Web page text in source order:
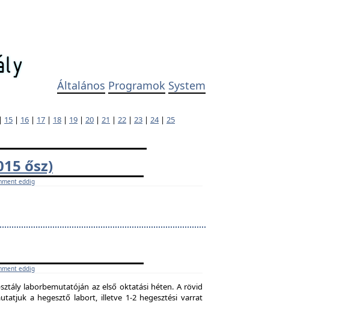
Általános Programok System
15 | 16 | 17 | 18 | 19 | 20 | 21 | 22 | 23 | 24| 25
ősz)
eddig
eddig
laborbemutatóján az első oktatási héten. A rövid
a hegesztő labort, illetve 1-2 hegesztési varrat